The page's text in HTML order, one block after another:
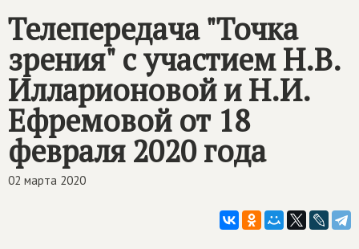
Контакты
Телепередача "Точка
зрения" с участием Н.В.
Илларионовой и Н.И.
Ефремовой от 18
февраля 2020 года
02 марта 2020